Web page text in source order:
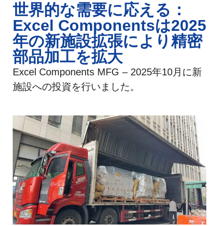
世界的な需要に応える：
Excel Componentsは2025
年の新施設拡張により精密
部品加工を拡大
Excel Components MFG – 2025年10月に新
施設への投資を行いました。